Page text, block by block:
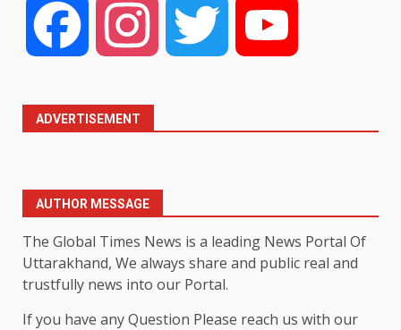
Facebook Instagram Twitter
ADVERTISEMENT
AUTHOR MESSAGE
The Global Times News is a leading News Portal Of
Uttarakhand, We always share and public real and
trustfully news into our Portal.
If you have any Question Please reach us with our